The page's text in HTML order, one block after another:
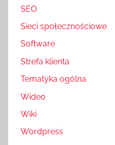
SEO
Sieci społecznościowe
Software
Strefa klienta
Tematyka ogólna
Wideo
Wiki
Wordpress